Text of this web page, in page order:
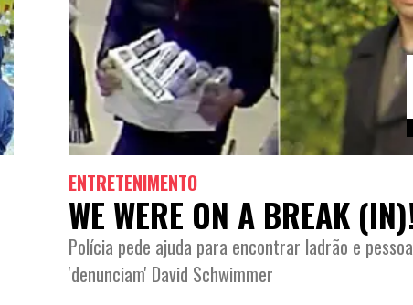
ENTRETENIMENTO
WE WERE ON A BREAK
Polícia pede ajuda para encontrar ladrão e
'denunciam' David Schwimmer